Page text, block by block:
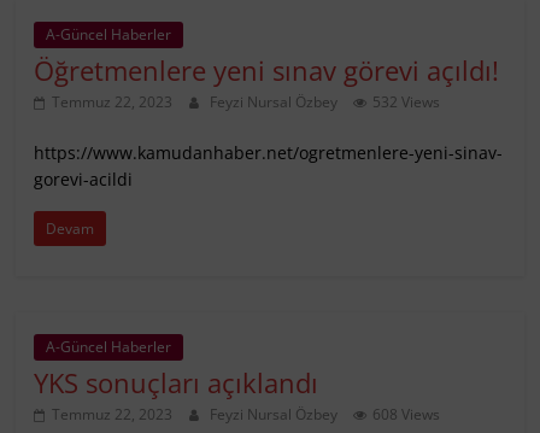
A-Güncel Haberler
Öğretmenlere yeni sınav görevi açıldı!
Temmuz 22, 2023 Feyzi Nursal Özbey 532 Views
https://www.kamudanhaber.net/ogretmenlere-yeni-sinav-
gorevi-acildi
Devam
A-Güncel Haberler
YKS sonuçları açıklandı
Temmuz 22, 2023 Feyzi Nursal Özbey 608 Views